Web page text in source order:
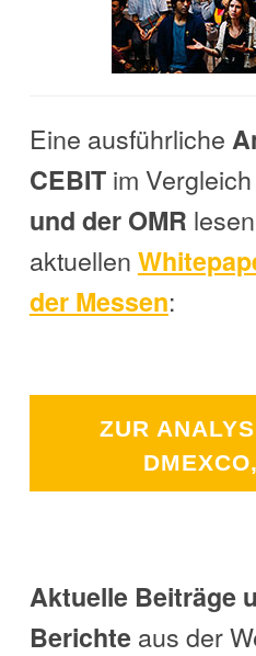
Eine ausführliche
CEBITim
und der OMR
aktuellen
der Messen:
ZUR
Aktuelle Beiträge
Berichteaus der